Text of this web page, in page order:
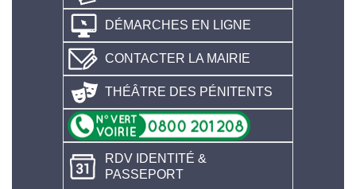
DÉMARCHES EN LIGNE
CONTACTER LA MAIRIE
THÉÂTRE DES PÉNITENTS
RDV IDENTITÉ &
PASSEPORT